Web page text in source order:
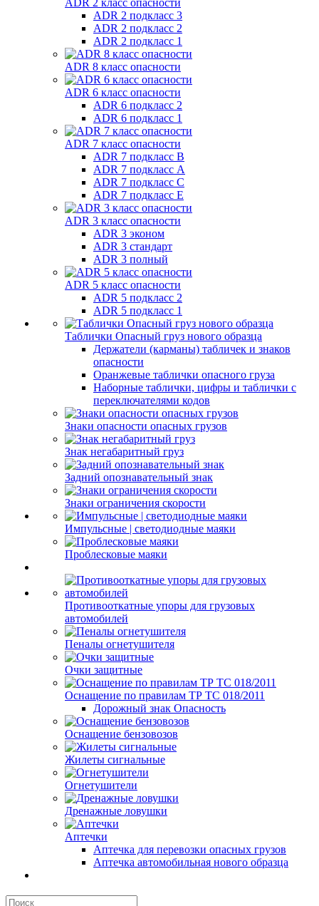
ADR 2 класс опасности
ADR 2 подкласс 3
ADR 2 подкласс 2
ADR 2 подкласс 1
ADR 8 класс опасности
ADR 6 класс опасности
ADR 6 подкласс 2
ADR 6 подкласс 1
ADR 7 класс опасности
ADR 7 подкласс B
ADR 7 подкласс A
ADR 7 подкласс C
ADR 7 подкласс E
ADR 3 класс опасности
ADR 3 эконом
ADR 3 стандарт
ADR 3 полный
ADR 5 класс опасности
ADR 5 подкласс 2
ADR 5 подкласс 1
Таблички Опасный груз нового образца
Держатели (карманы) табличек и знаков
опасности
Оранжевые таблички опасного груза
Наборные таблички, цифры и таблички с
переключателями кодов
Знаки опасности опасных грузов
Знак негабаритный груз
Задний опознавательный знак
Знаки ограничения скорости
Импульсные | светодиодные маяки
Проблесковые маяки
Противооткатные упоры для грузовых
автомобилей
Пеналы огнетушителя
Очки защитные
Оснащение по правилам ТР ТС 018/2011
Дорожный знак Опасность
Оснащение бензовозов
Жилеты сигнальные
Огнетушители
Дренажные ловушки
Аптечки
Аптечка для перевозки опасных грузов
Аптечка автомобильная нового образца